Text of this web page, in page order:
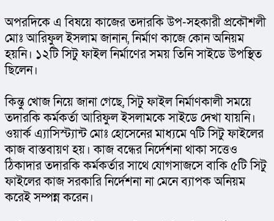
অপরদিকে এ বিষয়ে কাজের তদারকি উপ-সহকারী প্রকৌশলী
মোঃ আরিফুল ইসলাম জানান, নির্মাণ কাজে কোন অনিয়ম
হয়নি। ১২টি সিটু ফাইল নির্মাণের সময় তিনি সাইডে উপস্থিত
ছিলেন।
কিন্তু খোজ নিয়ে জানা গেছে, সিটু ফাইল নির্মাণকালী সময়ে
তদারকি কর্মকর্তা আরিফুল ইসলামকে সাইডে দেখা যায়নি।
ওয়ার্ক এ্যাসিস্ট্যান্ট মোঃ হোসেনের মাধ্যমে ৭টি সিটু ফাইলের
কাজ বাস্তবায়ণ হয়। কাজ বন্ধের নির্দেশনা থাকা সত্তেও
ঠিকাদার তদারকি কর্মকর্তার সাথে যোগসাজসে বাকি ৫টি সিটু
ফাইলের কাজ সরকারি নির্দেশনা না মেনে ব্যাপক অনিয়ম
করেই সম্পন্ন করেন।